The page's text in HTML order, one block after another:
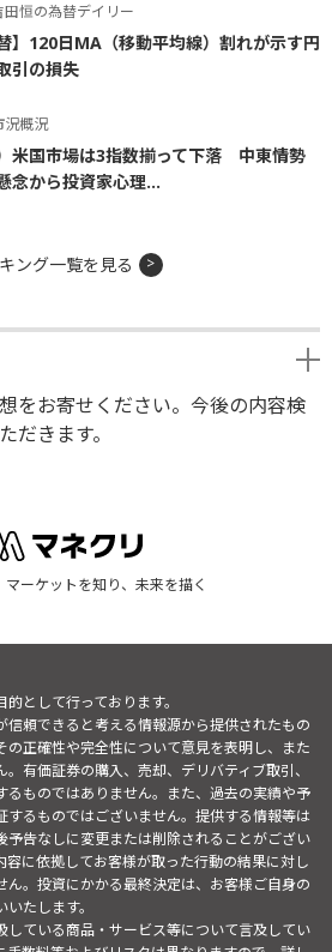
田恒の為替デイリー
替】120日MA（移動平均線）割れが示す円
引の損失
況概況
）米国市場は3指数揃って下落 中東情勢
念から投資家心理...
ング一覧を見る
をお寄せください。今後の内容検
だきます。
マーケットを知り、未来を描く
として行っております。
信頼できると考える情報源から提供されたもの
の正確性や完全性について意見を表明し、また
有価証券の購入、売却、デリバティブ取引、
るものではありません。また、過去の実績や予
するものではございません。提供する情報等は
予告なしに変更または削除されることがござい
容に依拠してお客様が取った行動の結果に対し
ん。投資にかかる最終決定は、お客様ご自身の
たします。
している商品・サービス等について言及してい